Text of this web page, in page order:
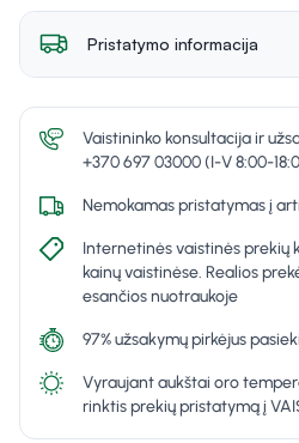
Pristatymo informacija
Vaistininko konsultacija ir
+370 697 03000 (I-V 8:00-
Nemokamas pristatymas į
Internetinės vaistinės prekių
kainų vaistinėse. Realios
esančios nuotraukoje
97% užsakymų pirkėjus
Vyraujant aukštai oro
rinktis prekių pristatymą į